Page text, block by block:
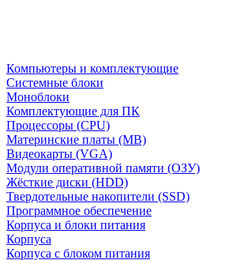
Компьютеры и комплектующие
Системные блоки
Моноблоки
Комплектующие для ПК
Процессоры (CPU)
Материнские платы (MB)
Видеокарты (VGA)
Модули оперативной памяти (ОЗУ)
Жёсткие диски (HDD)
Твердотельные накопители (SSD)
Программное обеспечение
Корпуса и блоки питания
Корпуса
Корпуса с блоком питания